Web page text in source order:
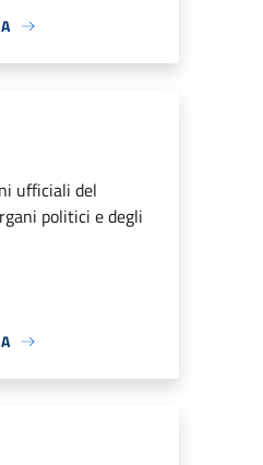
ufficiali del
politici e degli